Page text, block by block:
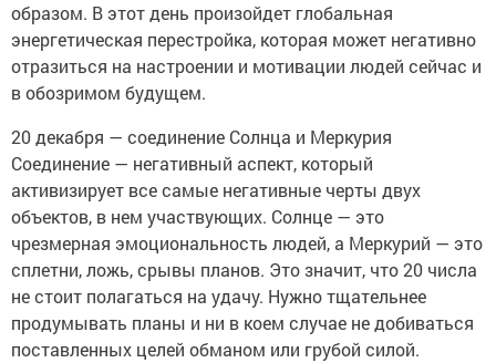
образом. В этот день произойдет глобальная
энергетическая перестройка, которая может негативно
отразиться на настроении и мотивации людей сейчас и
в обозримом будущем.
20 декабря — соединение Солнца и Меркурия
Соединение — негативный аспект, который
активизирует все самые негативные черты двух
объектов, в нем участвующих. Солнце — это
чрезмерная эмоциональность людей, а Меркурий — это
сплетни, ложь, срывы планов. Это значит, что 20 числа
не стоит полагаться на удачу. Нужно тщательнее
продумывать планы и ни в коем случае не добиваться
поставленных целей обманом или грубой силой.